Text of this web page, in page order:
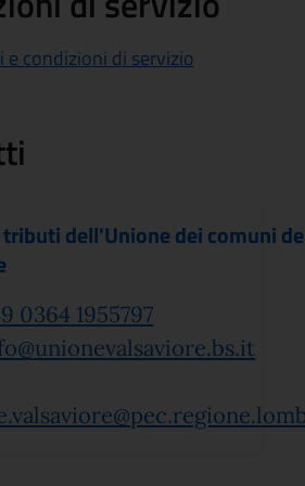
e condizioni di servizio
dell'Unione dei comuni
0364 1955797